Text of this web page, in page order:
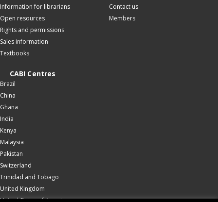
Information for librarians
Open resources
Rights and permissions
Sales information
Textbooks
Contact us
Members
CABI Centres
Brazil
China
Ghana
India
Kenya
Malaysia
Pakistan
Switzerland
Trinidad and Tobago
United Kingdom